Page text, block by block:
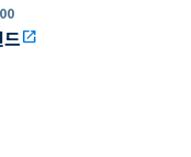
open_in_new